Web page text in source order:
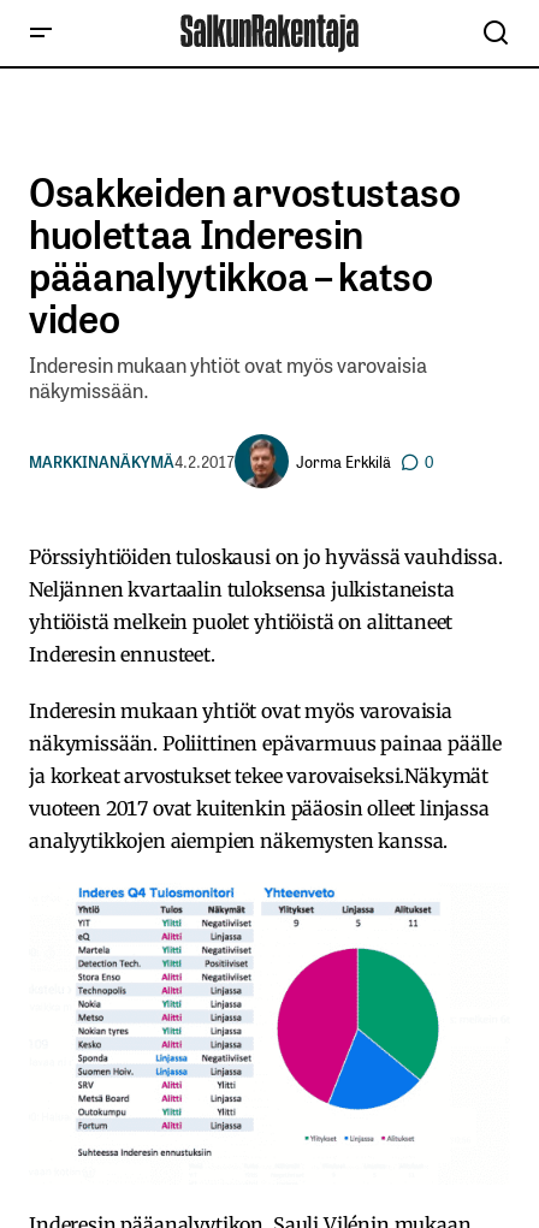
Osakkeiden arvostustaso
huolettaa Inderesin
pääanalyytikkoa – katso
video
Inderesin mukaan yhtiöt ovat myös varovaisia
näkymissään.
MARKKINANÄKYMÄ4.2.2017 Jorma Erkkilä 0
Pörssiyhtiöiden tuloskausi on jo hyvässä vauhdissa.
Neljännen kvartaalin tuloksensa julkistaneista
yhtiöistä melkein puolet yhtiöistä on alittaneet
Inderesin ennusteet.
Inderesin mukaan yhtiöt ovat myös varovaisia
näkymissään. Poliittinen epävarmuus painaa päälle
ja korkeat arvostukset tekee varovaiseksi.Näkymät
vuoteen 2017 ovat kuitenkin pääosin olleet linjassa
analyytikkojen aiempien näkemysten kanssa.